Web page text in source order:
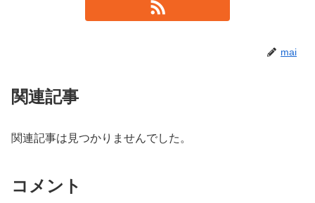
mai
関連記事
関連記事は見つかりませんでした。
コメント